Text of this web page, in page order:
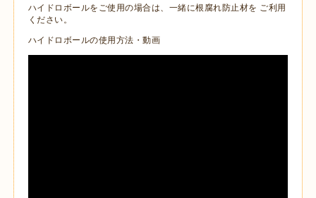
ハイドロボールをご使用の場合は、一緒に根腐れ防止材を ご利用
ください。
ハイドロボールの使用方法・動画